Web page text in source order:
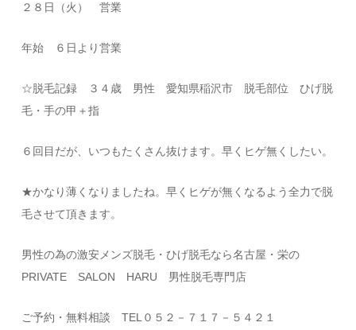
２８日（火） 営業
年始 ６日より営業
☆脱毛記録 ３４歳 男性 愛知県稲沢市 脱毛部位 ひげ脱
毛・手の甲＋指
６回目だが、いつもたくさん抜けます。早くヒゲ無くしたい。
★かなり薄くなりましたね。早くヒゲが無くなるよう全力で脱
毛させて頂きます。
男性の為の激安メンズ脱毛・ひげ脱毛なら名古屋・栄の
PRIVATE SALON HARU 男性脱毛専門店
ご予約・無料相談 TEL０５２－７１７－５４２１